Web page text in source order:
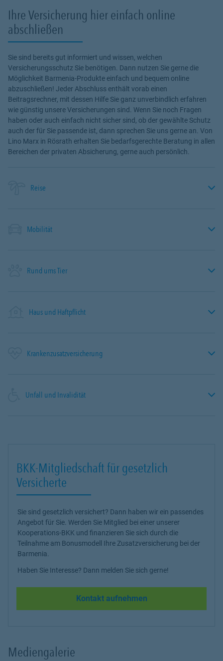
Ihre Versicherung hier einfach online
abschließen
Sie sind bereits gut informiert und wissen, welchen
Versicherungsschutz Sie benötigen. Dann nutzen Sie gerne die
Möglichkeit Barmenia-Produkte einfach und bequem online
abzuschließen! Jeder Abschluss enthält vorab einen
Beitragsrechner, mit dessen Hilfe Sie ganz unverbindlich erfahren
wie günstig unsere Versicherungen sind. Wenn Sie noch Fragen
haben oder auch einfach nicht sicher sind, ob der gewählte Schutz
auch der für Sie passende ist, dann sprechen Sie uns gerne an. Von
Lino Marx in Rösrath erhalten Sie bedarfsgerechte Beratung in allen
Bereichen der privaten Absicherung, gerne auch persönlich.
Reise
Mobilität
Rund ums Tier
Haus und Haftpflicht
Krankenzusatzversicherung
Unfall und Invalidität
BKK-Mitgliedschaft für gesetzlich
Versicherte
Sie sind gesetzlich versichert? Dann haben wir ein passendes
Angebot für Sie. Werden Sie Mitglied bei einer unserer
Kooperations-BKK und finanzieren Sie sich durch die
Teilnahme am Bonusmodell Ihre Zusatzversicherung bei der
Barmenia.
Haben Sie Interesse? Dann melden Sie sich gerne!
Kontakt aufnehmen
Mediengalerie